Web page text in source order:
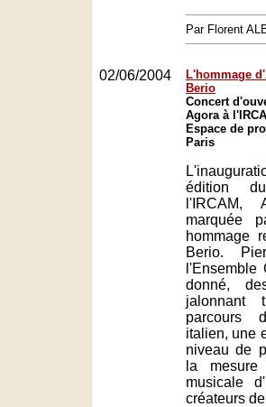
Par Florent
02/06/2004
L'hommage
Berio
Concert
Agora à
Espace de
Paris
édition
marquée
hommage
Berio.
l'Ensemble
donné,
jalonnant
parcours
italien, une
niveau de
la
musicale
créateurs